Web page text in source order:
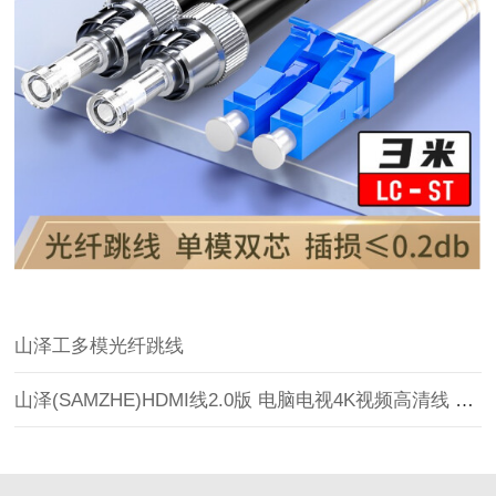
山泽工多模光纤跳线
山泽(SAMZHE)HDMI线2.0版 电脑电视4K视频高清线 投影